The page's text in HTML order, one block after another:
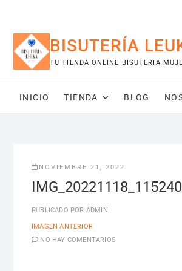
contenido
BISUTERÍA
TU TIENDA ONLINE BISUTERIA
INICIO TIENDA BLOG
NOVIEMBRE 21, 2022
PUBLICADO POR ADMIN
IMAGEN ANTERIOR
NO HAY COMENTARIOS